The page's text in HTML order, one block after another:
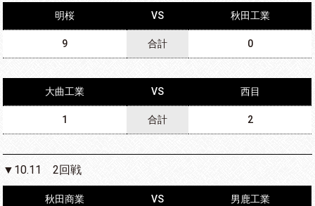
明桜 VS 秋田工業
9 合計 0
大曲工業 VS 西目
1 合計 2
▼10.11 2回戦
秋田商業 VS 男鹿工業